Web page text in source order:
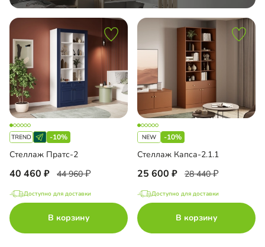
-10%
Стеллаж Пратс-2
40 460 44 960
Доступно для доставки
В корзину
-10%
Стеллаж Капса-2.1.1
25 600 28 440
Доступно для доставки
В корзину